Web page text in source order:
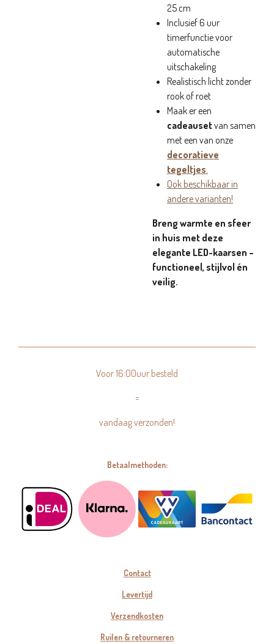
25 cm
Inclusief 6 uur
timerfunctie voor
automatische
uitschakeling
Realistisch licht zonder
rook of roet
Maak er een
cadeausetvan samen
met een van onze
decoratieve
tegeltjes.
Ook beschikbaar in
andere varianten!
Breng warmte en sfeer
in huis met deze
elegante LED-kaarsen –
functioneel, stijlvol én
veilig.
Voor 16:00uur besteld
=
vandaag verzonden!
Betaalmethoden:
Contact
Levertijd
Verzendkosten
Ruilen & retourneren